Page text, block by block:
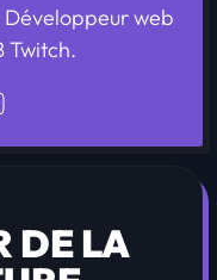
web
Twitch.
DE LA